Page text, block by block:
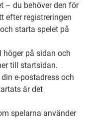
– du behöver den för
efter registreringen
starta spelet på
höger på sidan och
till startsidan.
din e-postadress och
är det
spelarna använder